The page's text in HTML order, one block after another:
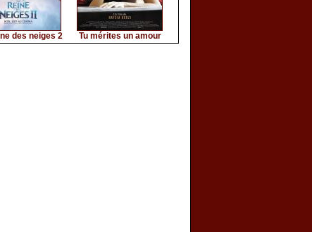
des neiges 2 Tu mérites un amour